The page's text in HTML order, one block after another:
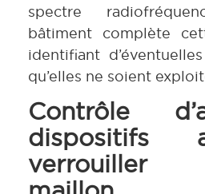
spectre
bâtiment complète
identifiant
qu’elles ne soient
Contrôle
dispositifs
verrouiller